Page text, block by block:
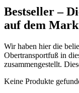
Bestseller –
auf dem
Wir haben hier die
Obertransportfuß in
zusammengestellt.
Keine Produkte